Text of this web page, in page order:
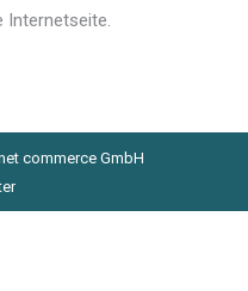
Internetseite.
commerce GmbH